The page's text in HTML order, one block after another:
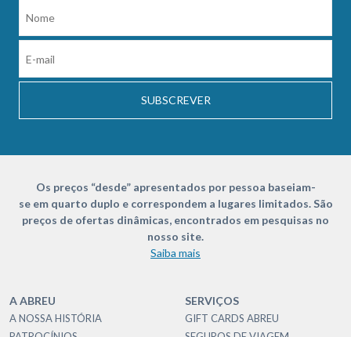
SUBSCREVER
Os preços “desde” apresentados por pessoa baseiam-
se em quarto duplo e correspondem a lugares limitados. São
preços de ofertas dinâmicas, encontrados em pesquisas no
nosso site.
Saiba mais
A ABREU
A NOSSA HISTÓRIA
SERVIÇOS
GIFT CARDS ABREU